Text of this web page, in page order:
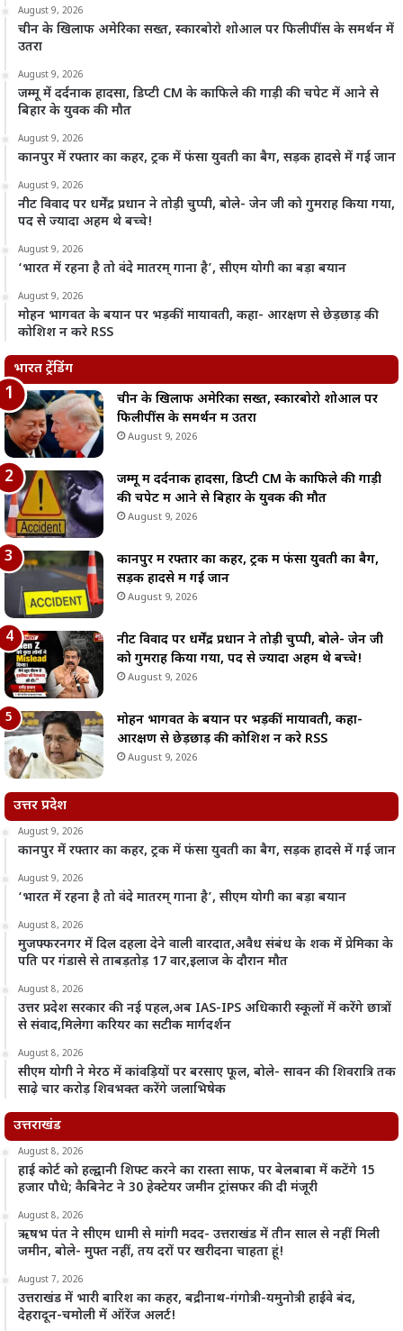
August 9, 2026
चीन के खिलाफ अमेरिका सख्त, स्कारबोरो शोआल पर फिलीपींस के समर्थन में
उतरा
August 9, 2026
जम्मू में दर्दनाक हादसा, डिप्टी CM के काफिले की गाड़ी की चपेट में आने से
बिहार के युवक की मौत
August 9, 2026
कानपुर में रफ्तार का कहर, ट्रक में फंसा युवती का बैग, सड़क हादसे में गई जान
August 9, 2026
नीट विवाद पर धर्मेंद्र प्रधान ने तोड़ी चुप्पी, बोले- जेन जी को गुमराह किया गया,
पद से ज्यादा अहम थे बच्चे!
August 9, 2026
‘भारत में रहना है तो वंदे मातरम् गाना है’, सीएम योगी का बड़ा बयान
August 9, 2026
मोहन भागवत के बयान पर भड़कीं मायावती, कहा- आरक्षण से छेड़छाड़ की
कोशिश न करे RSS
भारत ट्रेंडिंग
चीन के खिलाफ अमेरिका सख्त, स्कारबोरो शोआल पर
फिलीपींस के समर्थन में उतरा
August 9, 2026
जम्मू में दर्दनाक हादसा, डिप्टी CM के काफिले की गाड़ी
की चपेट में आने से बिहार के युवक की मौत
August 9, 2026
कानपुर में रफ्तार का कहर, ट्रक में फंसा युवती का बैग,
सड़क हादसे में गई जान
August 9, 2026
नीट विवाद पर धर्मेंद्र प्रधान ने तोड़ी चुप्पी, बोले- जेन जी
को गुमराह किया गया, पद से ज्यादा अहम थे बच्चे!
August 9, 2026
मोहन भागवत के बयान पर भड़कीं मायावती, कहा-
आरक्षण से छेड़छाड़ की कोशिश न करे RSS
August 9, 2026
उत्तर प्रदेश
August 9, 2026
कानपुर में रफ्तार का कहर, ट्रक में फंसा युवती का बैग, सड़क हादसे में गई जान
August 9, 2026
‘भारत में रहना है तो वंदे मातरम् गाना है’, सीएम योगी का बड़ा बयान
August 8, 2026
मुजफ्फरनगर में दिल दहला देने वाली वारदात,अवैध संबंध के शक में प्रेमिका के
पति पर गंडासे से ताबड़तोड़ 17 वार,इलाज के दौरान मौत
August 8, 2026
उत्तर प्रदेश सरकार की नई पहल,अब IAS-IPS अधिकारी स्कूलों में करेंगे छात्रों
से संवाद,मिलेगा करियर का सटीक मार्गदर्शन
August 8, 2026
सीएम योगी ने मेरठ में कांवड़ियों पर बरसाए फूल, बोले- सावन की शिवरात्रि तक
साढ़े चार करोड़ शिवभक्त करेंगे जलाभिषेक
उत्तराखंड
August 8, 2026
हाई कोर्ट को हल्द्वानी शिफ्ट करने का रास्ता साफ, पर बेलबाबा में कटेंगे 15
हजार पौधे; कैबिनेट ने 30 हेक्टेयर जमीन ट्रांसफर की दी मंजूरी
August 8, 2026
ऋषभ पंत ने सीएम धामी से मांगी मदद- उत्तराखंड में तीन साल से नहीं मिली
जमीन, बोले- मुफ्त नहीं, तय दरों पर खरीदना चाहता हूं!
August 7, 2026
उत्तराखंड में भारी बारिश का कहर, बद्रीनाथ-गंगोत्री-यमुनोत्री हाईवे बंद,
देहरादून-चमोली में ऑरेंज अलर्ट!